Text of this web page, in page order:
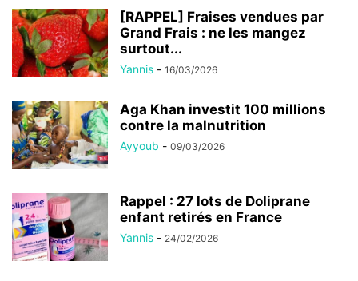
[RAPPEL] Fraises vendues par
Grand Frais : ne les mangez
surtout...
Yannis - 16/03/2026
Aga Khan investit 100 millions
contre la malnutrition
Ayyoub - 09/03/2026
Rappel : 27 lots de Doliprane
enfant retirés en France
Yannis - 24/02/2026